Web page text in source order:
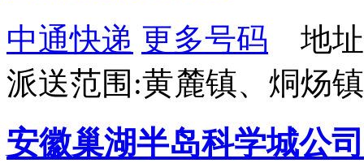
中通快递 更多号码 地址
派送范围:黄麓镇、烔炀
安徽巢湖半岛科学城公司